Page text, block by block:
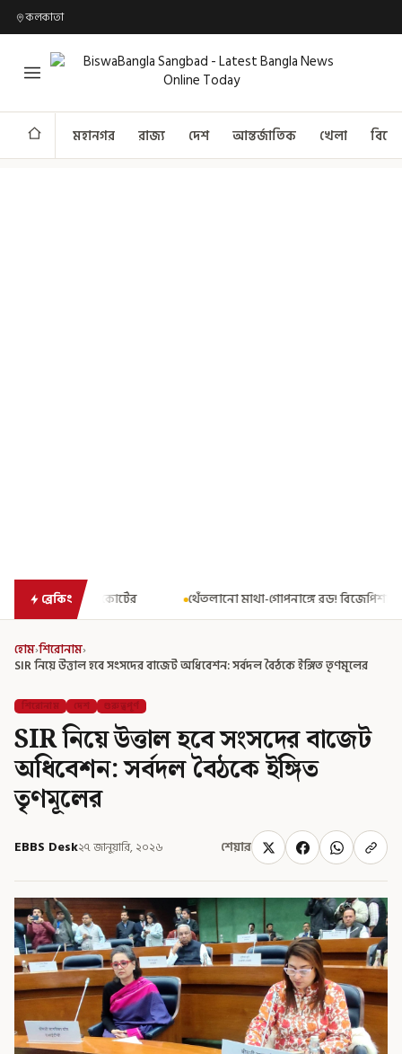
কলকাতা
মহানগর রাজ্য দেশ আন্তর্জাতিক খেলা
ব্রেকিংথেঁতলানো মাথা-গোপনাঙ্গে রড! বিজেপিশাসিত অসমে নাবালিকার
হোম›শিরোনাম›
SIR নিয়ে উত্তাল হবে সংসদের বাজেট অধিবেশন: সর্বদল বৈঠকে ইঙ্গিত তৃণমূলের
শিরোনাম দেশ গুরুত্বপূর্ণ
SIR নিয়ে উত্তাল হবে সংসদের বাজেট
অধিবেশন: সর্বদল বৈঠকে ইঙ্গিত
তৃণমূলের
EBBS Desk২৭ জানুয়ারি, ২০২৬ শেয়ার